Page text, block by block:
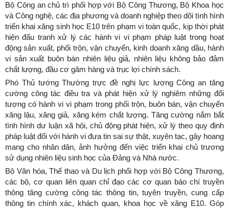
Bộ Công an chủ trì phối hợp với Bộ Công Thương, Bộ Khoa học
và Công nghệ, các địa phương và doanh nghiệp theo dõi tình hình
triển khai xăng sinh học E10 trên phạm vi toàn quốc, kịp thời phát
hiện đấu tranh xử lý các hành vi vi phạm pháp luật trong hoạt
động sản xuất, phối trộn, vận chuyển, kinh doanh xăng dầu, hành
vi sản xuất buôn bán nhiên liệu giả, nhiên liệu không bảo đảm
chất lượng, đầu cơ găm hàng và trục lợi chính sách.
Phó Thủ tướng Thường trực đề nghị lực lượng Công an tăng
cường công tác điều tra và phát hiện xử lý nghiêm những đối
tượng có hành vi vi phạm trong phối trộn, buôn bán, vận chuyển
xăng lậu, xăng giả, xăng kém chất lượng. Tăng cường nắm bắt
tình hình dư luận xã hội, chủ động phát hiện, xử lý theo quy định
pháp luật đối với hành vi đưa tin sai sự thật, xuyên tạc, gây hoang
mang cho nhân dân, ảnh hưởng đến việc triển khai chủ trương
sử dụng nhiên liệu sinh học của Đảng và Nhà nước.
Bộ Văn hóa, Thể thao và Du lịch phối hợp với Bộ Công Thương,
các bộ, cơ quan liên quan chỉ đạo các cơ quan báo chí truyền
thông tăng cường công tác thông tin, tuyên truyền, cung cấp
thông tin chính xác, khách quan, khoa học về xăng E10. Góp